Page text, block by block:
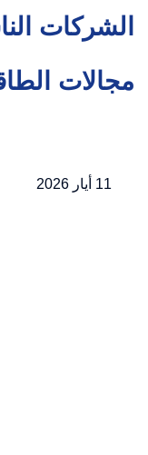
الشركات
مجالات
11 أيار 2026